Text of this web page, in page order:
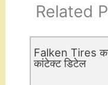
Related
Falken Tires
कांटेक्ट डिटेल